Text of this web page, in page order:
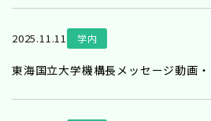
2025.11.11 学内
東海国立大学機構長メッセージ動画